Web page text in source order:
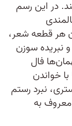
در این رسم
هر قطعه شعر،
نبریده سوزن
فال
خواندن
نبرد رستم
به